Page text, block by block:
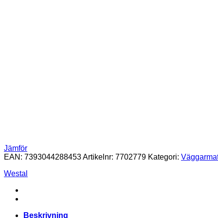
Jämför
EAN: 7393044288453Artikelnr: 7702779 Kategori:
Westal
Beskrivning